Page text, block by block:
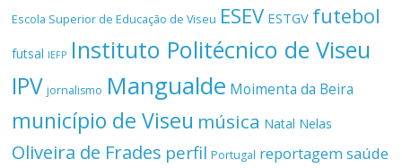
Escola Superior de Educação de Viseu ESEV ESTGV futebol
futsal IEFP Instituto Politécnico de Viseu
IPV jornalismo Mangualde Moimenta da Beira
município de Viseu música Natal Nelas
Oliveira de Frades perfil Portugal reportagemsaúde